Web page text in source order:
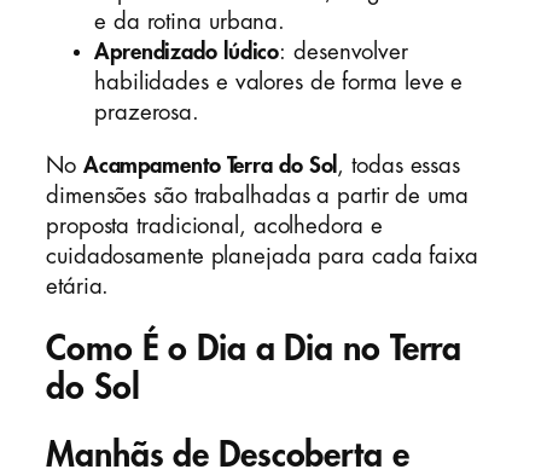
e da rotina urbana.
Aprendizado lúdico: desenvolver
habilidades e valores de forma leve e
prazerosa.
No Acampamento Terra do Sol , todas essas
dimensões são trabalhadas a partir de uma
proposta tradicional, acolhedora e
cuidadosamente planejada para cada faixa
etária.
Como É o Dia a Dia no Terra
do Sol
Manhãs de Descoberta e